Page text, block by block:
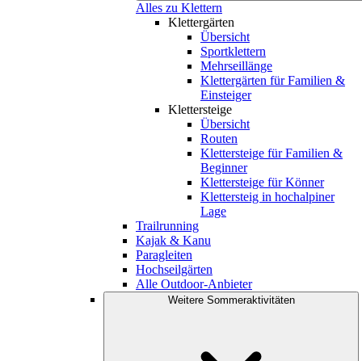
Alles zu Klettern
Klettergärten
Übersicht
Sportklettern
Mehrseillänge
Klettergärten für Familien &
Einsteiger
Klettersteige
Übersicht
Routen
Klettersteige für Familien &
Beginner
Klettersteige für Könner
Klettersteig in hochalpiner
Lage
Trailrunning
Kajak & Kanu
Paragleiten
Hochseilgärten
Alle Outdoor-Anbieter
Weitere Sommeraktivitäten